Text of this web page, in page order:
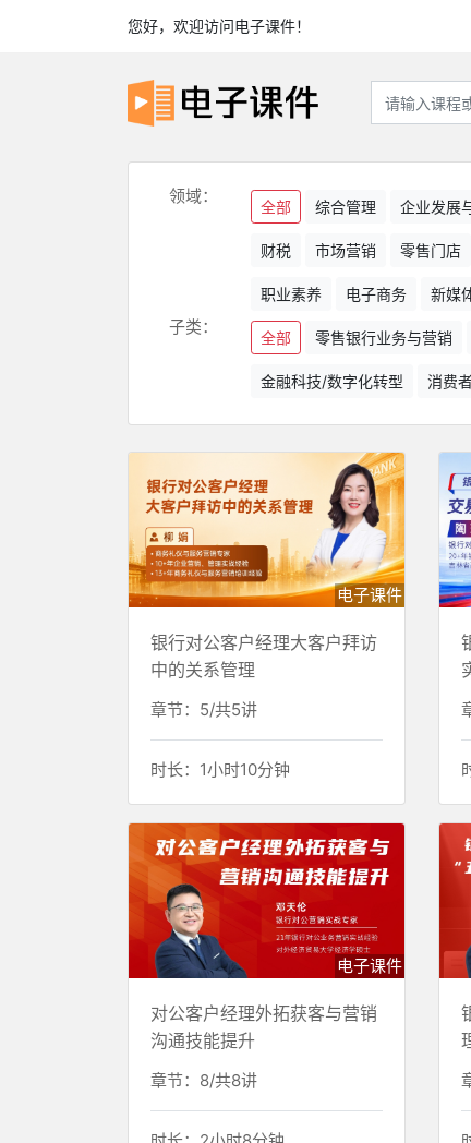
您好，欢迎访问电子课件！
领域：
全部 综合管理 企业发展
财税 市场营销 零售门店
职业素养 电子商务 新媒
子类：
全部 零售银行业务与营销
金融科技/数字化转型 消费
电子课件
银行对公客户经理大客户拜访
中的关系管理
章节：5/共5讲
时长：1小时10分钟
电子课件
对公客户经理外拓获客与营销
沟通技能提升
章节：8/共8讲